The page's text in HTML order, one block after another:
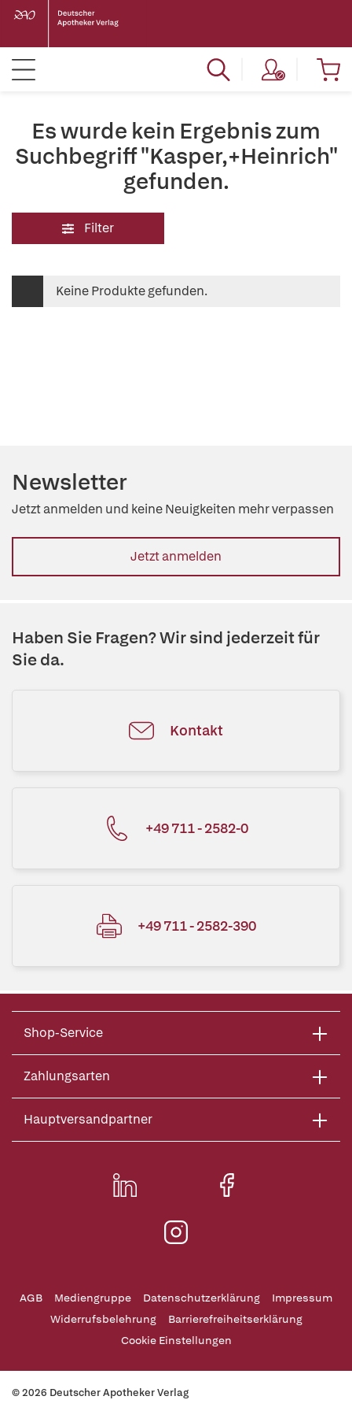
Es wurde kein Ergebnis zum
Suchbegriff "Kasper,+Heinrich"
gefunden.
Filter
Keine Produkte gefunden.
Newsletter
Jetzt anmelden und keine Neuigkeiten mehr verpassen
Jetzt anmelden
Haben Sie Fragen? Wir sind jederzeit für
Sie da.
Kontakt
+49 711 - 2582-0
+49 711 - 2582-390
Shop-Service
Zahlungsarten
Hauptversandpartner
AGB Mediengruppe Datenschutzerklärung
Impressum
Widerrufsbelehrung
Barrierefreiheitserklärung
Cookie Einstellungen
© 2026 Deutscher Apotheker Verlag